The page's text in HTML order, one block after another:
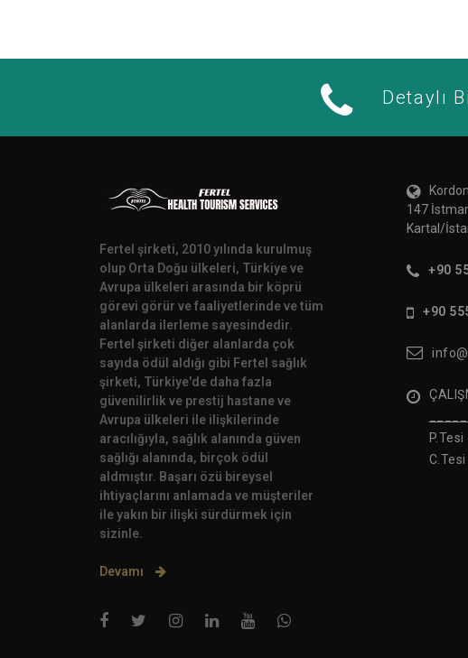
Detaylı
Fertel şirketi, 2010 yılında kurulmuş
olup Orta Doğu ülkeleri, Türkiye ve
Avrupa ülkeleri arasında bir köprü
görevi görür ve faaliyetlerinde ve tüm
alanlarda ilerleme sayesindedir.
Fertel şirketi diğer alanlarda çok
sayıda ödül aldığı gibi Fertel sağlık
şirketi, Türkiye'de daha fazla
güvenilirlik ve prestij hastane ve
Avrupa ülkeleri ile ilişkilerinde
aracılığıyla, sağlık alanında güven
sağlığı alanında, birçok ödül
aldmıştır. Başarı özü bireysel
ihtiyaçlarını anlamada ve müşteriler
ile yakın bir ilişki sürdürmek için
sizinle.
Devamı
147
Kartal/
+90
+90